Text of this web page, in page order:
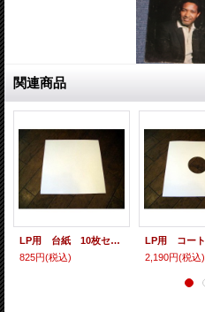
関連商品
LP用 台紙 10枚セット
825円(税込)
2,190円(税込)